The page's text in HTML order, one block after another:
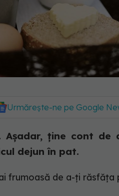
Urmărește-ne pe Google
Așadar, ține cont de
dejun în pat.
frumoasă de a-ți răsfăța